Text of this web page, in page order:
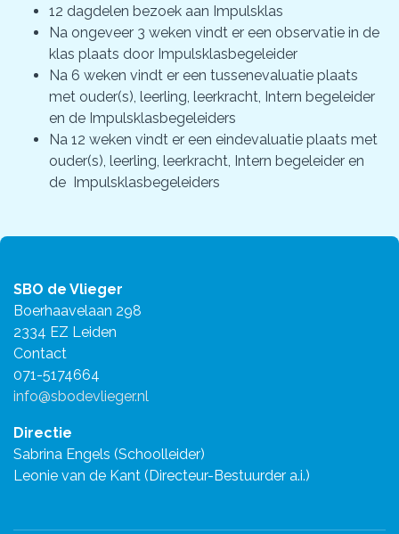
12 dagdelen bezoek aan Impulsklas
Na ongeveer 3 weken vindt er een observatie in de
klas plaats door Impulsklasbegeleider
Na 6 weken vindt er een tussenevaluatie plaats
met ouder(s), leerling, leerkracht, Intern begeleider
en de Impulsklasbegeleiders
Na 12 weken vindt er een eindevaluatie plaats met
ouder(s), leerling, leerkracht, Intern begeleider en
de Impulsklasbegeleiders
SBO de Vlieger
Boerhaavelaan 298
2334 EZ Leiden
Contact
071-5174664
info@sbodevlieger.nl
Directie
Sabrina Engels (Schoolleider)
Leonie van de Kant (Directeur-Bestuurder a.i.)